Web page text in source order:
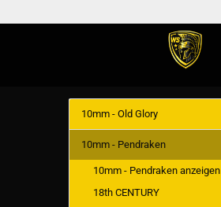
10mm - Old Glory
10mm - Pendraken
10mm - Pendraken anzeigen
18th CENTURY